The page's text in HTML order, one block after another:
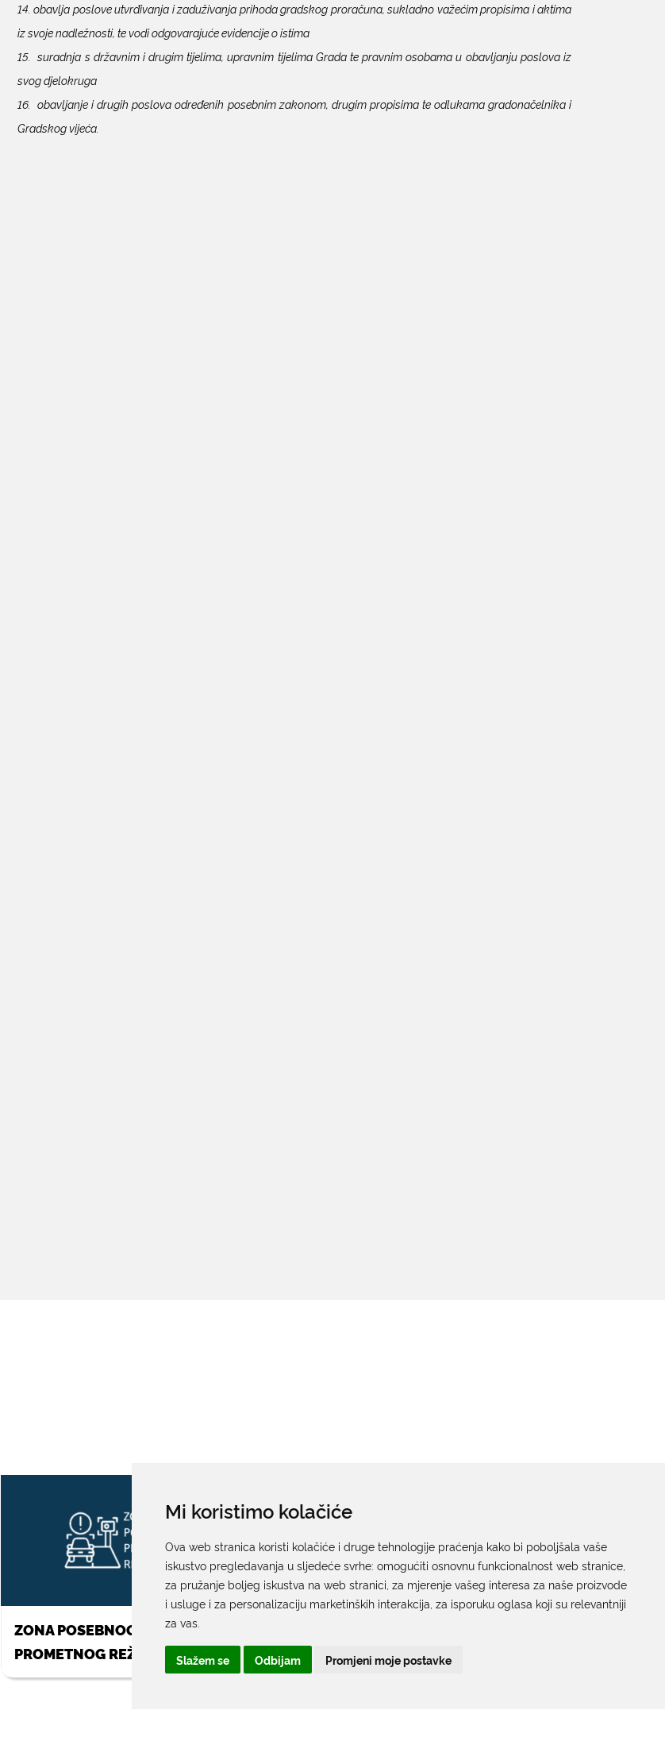
Mi koristimo kolačiće
Ova web stranica koristi kolačiće i druge tehnologije praćenja kako bi poboljšala vaše
iskustvo pregledavanja u sljedeće svrhe: omogućiti osnovnu funkcionalnost web stranice
za pružanje boljeg iskustva na web stranici za mjerenje vašeg interesa za naše proizvode
i usluge i za personalizaciju marketinških interakcija za isporuku oglasa koji su relevantniji
za vas
Slažem se Odbijam Promjeni moje postavke
14. obavlja poslove utvrđivanja i zaduživanja prihoda gradskog proračuna, sukladno važećim propisima i aktima
iz svoje nadležnosti, te vodi odgovarajuće evidencije o istima
15. suradnja s državnim i drugim tijelima, upravnim tijelima Grada te pravnim osobama u obavljanju poslova iz
svog djelokruga
16. obavljanje i drugih poslova određenih posebnim zakonom, drugim propisima te odlukama gradonačelnika i
Gradskog vijeća.
ZONA POSEBNOG
PROMETNOG REŽIMA